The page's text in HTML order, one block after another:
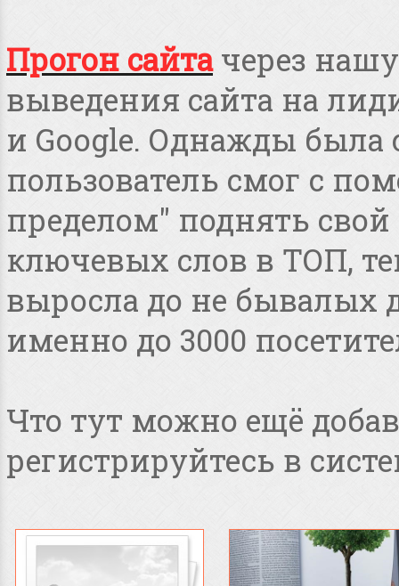
Прогон сайта через
выведения сайта на
и Google. Однажды была
пользователь смог с
пределом" поднять свой
ключевых слов в ТОП,
выросла до не бывалых
именно до 3000
Что тут можно ещё
регистрируйтесь в